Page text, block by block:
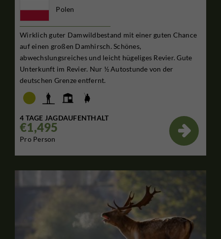
Polen
Wirklich guter Damwildbestand mit einer guten Chance
auf einen großen Damhirsch. Schönes,
abwechslungsreiches und leicht hügeliges Revier. Gute
Unterkunft im Revier. Nur ½ Autostunde von der
deutschen Grenze entfernt.
4 TAGE JAGDAUFENTHALT
€1,495
Pro Person
